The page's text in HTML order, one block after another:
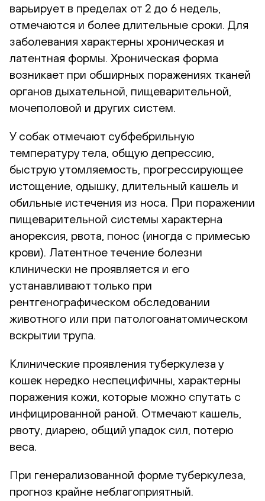
варьирует в пределах от 2 до 6 недель,
отмечаются и более длительные сроки. Для
заболевания характерны хроническая и
латентная формы. Хроническая форма
возникает при обширных поражениях тканей
органов дыхательной, пищеварительной,
мочеполовой и других систем.
У собак отмечают субфебрильную
температуру тела, общую депрессию,
быструю утомляемость, прогрессирующее
истощение, одышку, длительный кашель и
обильные истечения из носа. При поражении
пищеварительной системы характерна
анорексия, рвота, понос (иногда с примесью
крови). Латентное течение болезни
клинически не проявляется и его
устанавливают только при
рентгенографическом обследовании
животного или при патологоанатомическом
вскрытии трупа.
Клинические проявления туберкулеза у
кошек нередко неспецифичны, характерны
поражения кожи, которые можно спутать с
инфицированной раной. Отмечают кашель,
рвоту, диарею, общий упадок сил, потерю
веса.
При генерализованной форме туберкулеза,
прогноз крайне неблагоприятный.